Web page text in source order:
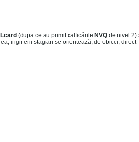
(dupa ce au primit calficările NVQ de nivel 2)
inginerii stagiari se orientează, de obicei, direct